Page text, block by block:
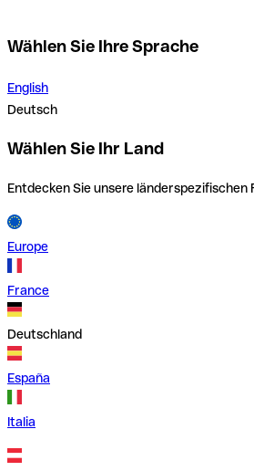
Wählen Sie Ihre Sprache
English
Deutsch
Wählen Sie Ihr Land
Entdecken Sie unsere
Europe
France
Deutschland
España
Italia